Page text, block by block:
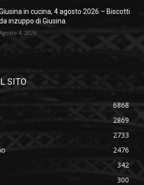
in cucina, 4 agosto 2026 – Biscotti
inzuppo di Giusina.
4, 2026
SITO
6868
2869
2733
2476
342
300